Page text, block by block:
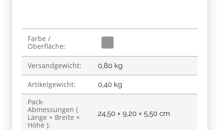
Produkteigenschaft
Wert
Farbe /
Oberfläche:
Versandgewicht: 0,80 kg
Artikelgewicht: 0,40 kg
Pack-
Abmessungen (
Länge × Breite ×
Höhe ):
24,50 × 9,20 × 5,50 cm